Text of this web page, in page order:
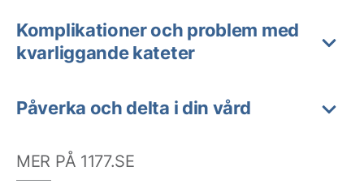
Komplikationer och problem med
kvarliggande kateter
Påverka och delta i din vård
MER PÅ 1177.SE